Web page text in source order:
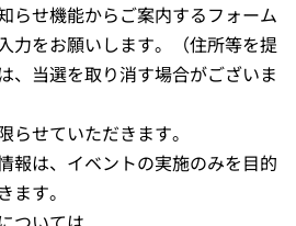
らせ機能からご案内するフォーム
力をお願いします。（住所等を提
、当選を取り消す場合がございま
らせていただきます。
報は、イベントの実施のみを目的
ます。